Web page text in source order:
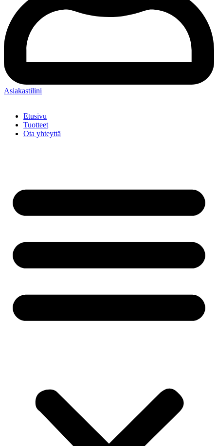
Asiakastilini
Etusivu
Tuotteet
Ota yhteyttä